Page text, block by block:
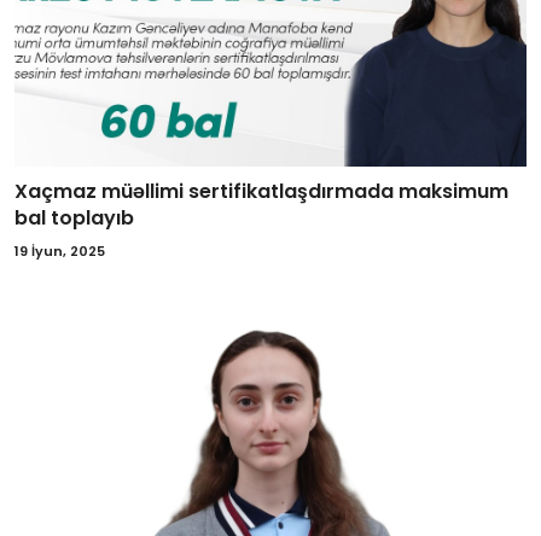
Xaçmaz müəllimi sertifikatlaşdırmada maksimum
bal toplayıb
19 İyun, 2025